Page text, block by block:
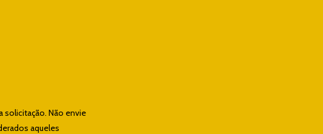
solicitação. Não envie
aqueles